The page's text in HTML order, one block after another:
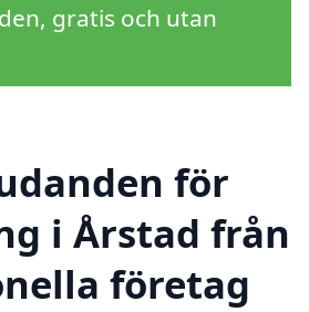
gratis och utan
för
i Årstad från
företag